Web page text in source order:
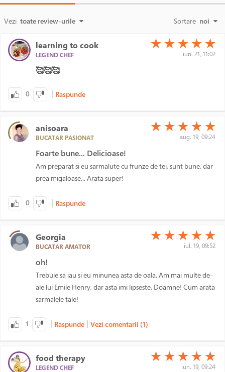
Vezi toate review-urile Sortare noi
learning to cook
LEGEND CHEF
(*)
★ (*)
★ (*)
★ (*)
★ (*)
★
iun. 21, 11:02
🥰🥰🥰
0 | Raspunde
anisoara
BUCATAR PASIONAT
(*)
★ (*)
★ (*)
★ (*)
★ (*)
★
aug. 19, 09:24
Foarte bune... Delicioase!
Am preparat si eu sarmalute cu frunze de tei, sunt bune, dar
prea migaloase... Arata super!
0 | Raspunde
Georgia
BUCATAR AMATOR
(*)
★ (*)
★ (*)
★ (*)
★ (*)
★
iul. 19, 09:52
oh!
Trebuie sa iau si eu minunea asta de oala. Am mai multe de-
ale lui Emile Henry, dar asta imi lipseste. Doamne! Cum arata
sarmalele tale!
1 | Raspunde | Vezi comentarii (1)
food therapy
LEGEND CHEF
(*)
★ (*)
★ (*)
★ (*)
★ (*)
★
iun. 19, 09:24